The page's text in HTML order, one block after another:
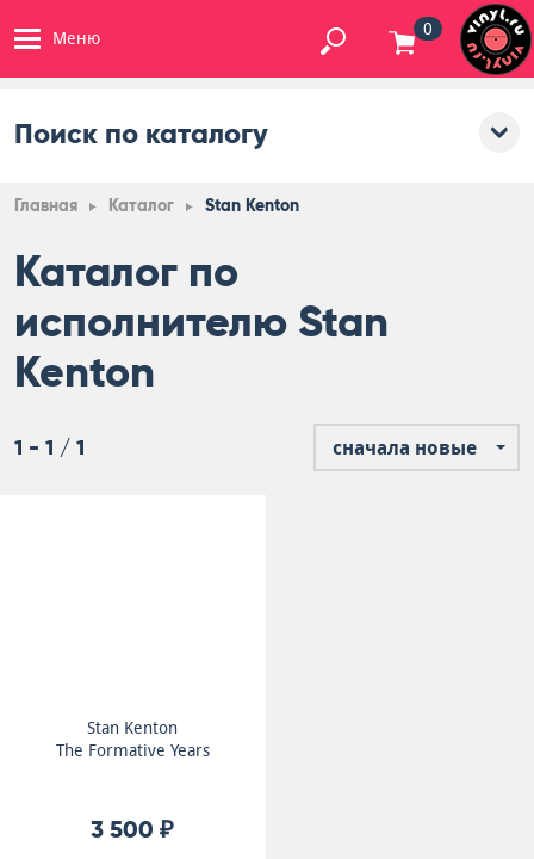
Меню 0
Поиск по каталогу
Главная Каталог Stan Kenton
Каталог по
исполнителю Stan
Kenton
1 - 1 / 1 сначала новые
Stan Kenton
The Formative Years
3 500 ₽